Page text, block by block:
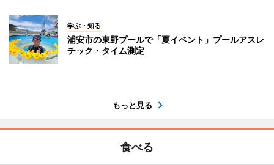
学ぶ・知る
浦安市の東野プールで「夏イベント」プールアスレ
チック・タイム測定
もっと見る
食べる